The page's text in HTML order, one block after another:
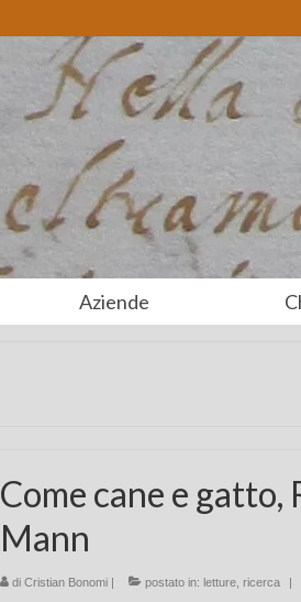
Aziende
Come cane e gatto,
Mann
di Cristian Bonomi| postato in: letture, ricerca |